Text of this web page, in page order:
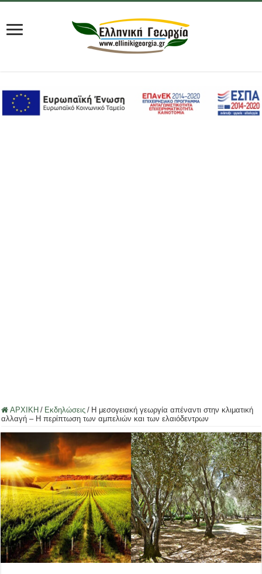
ΑΡΧΙΚΗ / Εκδηλώσεις / Η μεσογειακή γεωργία απέναντι στην κλιματική
αλλαγή – Η περίπτωση των αμπελιών και των ελαιόδεντρων